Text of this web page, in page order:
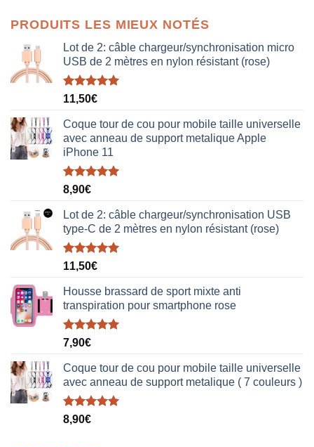
était :
38,00€.
est :
19,00€.
PRODUITS LES MIEUX NOTÉS
Lot de 2: câble chargeur/synchronisation micro
USB de 2 mètres en nylon résistant (rose)
Note5.00
11,50€
Coque tour de cou pour mobile taille universelle
avec anneau de support metalique Apple
iPhone 11
Note5.00
8,90€
Lot de 2: câble chargeur/synchronisation USB
type-C de 2 mètres en nylon résistant (rose)
Note5.00
11,50€
Housse brassard de sport mixte anti
transpiration pour smartphone rose
Note5.00
7,90€
Coque tour de cou pour mobile taille universelle
avec anneau de support metalique ( 7 couleurs )
Note5.00
8,90€